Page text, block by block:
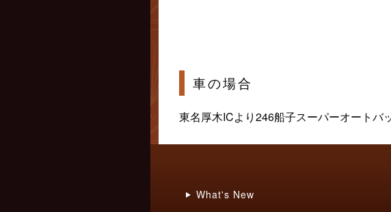
車の場合
東名厚木ICより246船子スーパーオートバ
What's New